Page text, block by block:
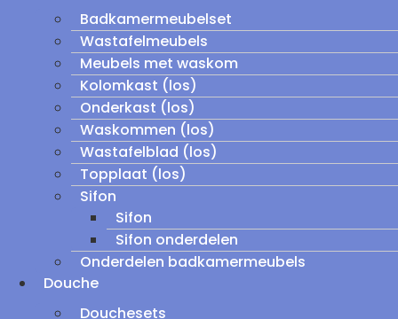
Badkamermeubelset
Wastafelmeubels
Meubels met waskom
Kolomkast (los)
Onderkast (los)
Waskommen (los)
Wastafelblad (los)
Topplaat (los)
Sifon
Sifon
Sifon onderdelen
Onderdelen badkamermeubels
Douche
Douchesets